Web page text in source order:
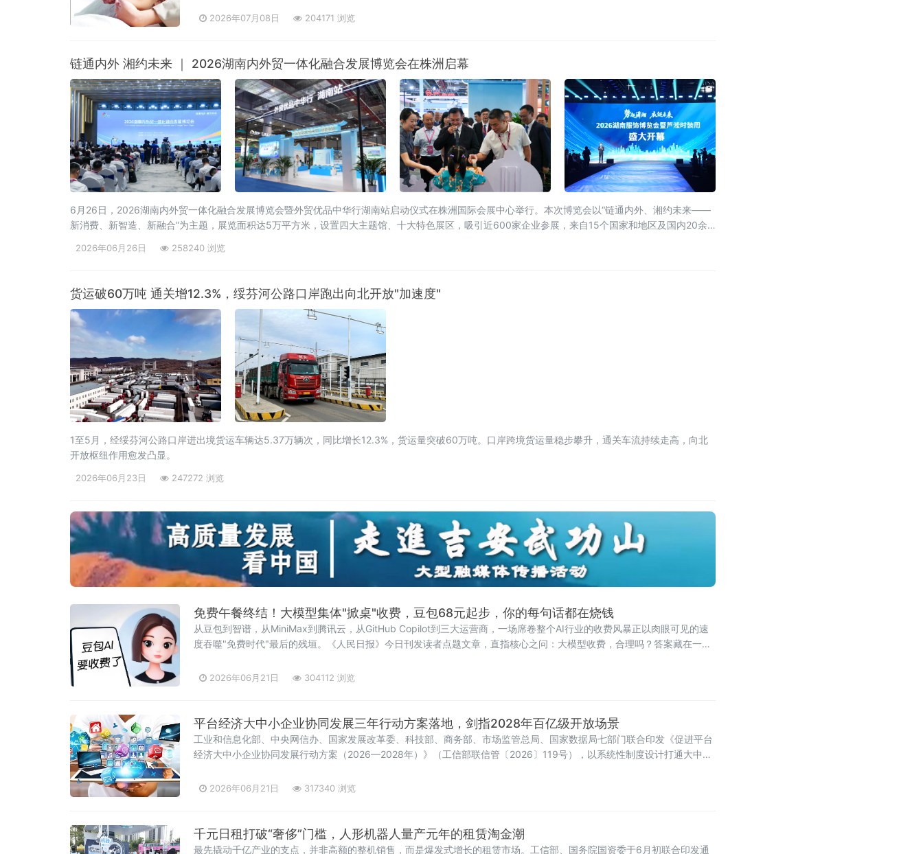
2026年07月08日 204171 浏览
链通内外 湘约未来 ｜ 2026湖南内外贸一体化融合发展博览会在株洲启幕
6月26日，2026湖南内外贸一体化融合发展博览会暨外贸优品中华行湖南站启动仪式在株洲国际会展中心举行。本次博览会以“链通内外、湘约未来——
新消费、新智造、新融合”为主题，展览面积达5万平方米，设置四大主题馆、十大特色展区，吸引近600家企业参展，来自15个国家和地区及国内20余
2026年06月26日 258240 浏览
货运破60万吨 通关增12.3%，绥芬河公路口岸跑出向北开放"加速度"
1至5月，经绥芬河公路口岸进出境货运车辆达5.37万辆次，同比增长12.3%，货运量突破60万吨。口岸跨境货运量稳步攀升，通关车流持续走高，向北
开放枢纽作用愈发凸显。
2026年06月23日 247272 浏览
免费午餐终结！大模型集体"掀桌"收费，豆包68元起步，你的每句话都在烧钱
从豆包到智谱，从MiniMax到腾讯云，从GitHub Copilot到三大运营商，一场席卷整个AI行业的收费风暴正以肉眼可见的速
度吞噬"免费时代"最后的残垣。《人民日报》今日刊发读者点题文章，直指核心之问：大模型收费，合理吗？答案藏在一组
2026年06月21日 304112 浏览
平台经济大中小企业协同发展三年行动方案落地，剑指2028年百亿级开放场景
工业和信息化部、中央网信办、国家发展改革委、科技部、商务部、市场监管总局、国家数据局七部门联合印发《促进平台
经济大中小企业协同发展行动方案（2026—2028年）》（工信部联信管〔2026〕119号），以系统性制度设计打通大中小
年，平台经济大中小企业协同发
2026年06月21日 317340 浏览
千元日租打破“奢侈”门槛，人形机器人量产元年的租赁淘金潮
最先撬动千亿产业的支点，并非高额的整机销售，而是爆发式增长的租赁市场。工信部、国务院国资委于6月初联合印发通